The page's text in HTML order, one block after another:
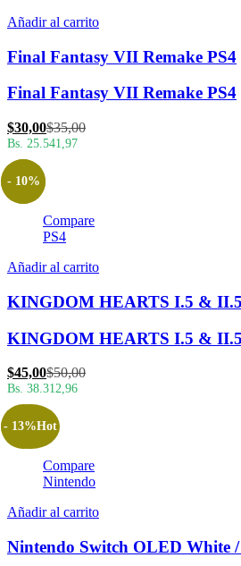
Añadir al carrito
Final Fantasy VII Remake PS4
Final Fantasy VII Remake PS4
$30,00El
precio
$35,00El
Bs. 25.541,97
Compare
PS4
Añadir al carrito
KINGDOM HEARTS I.5 &
KINGDOM HEARTS I.5 &
$45,00El
precio
actual
es:
$45,00.
$50,00El
Bs. 38.312,96
- 10%
Compare
Nintendo
Añadir al carrito
Nintendo Switch OLED White
- 13%Hot